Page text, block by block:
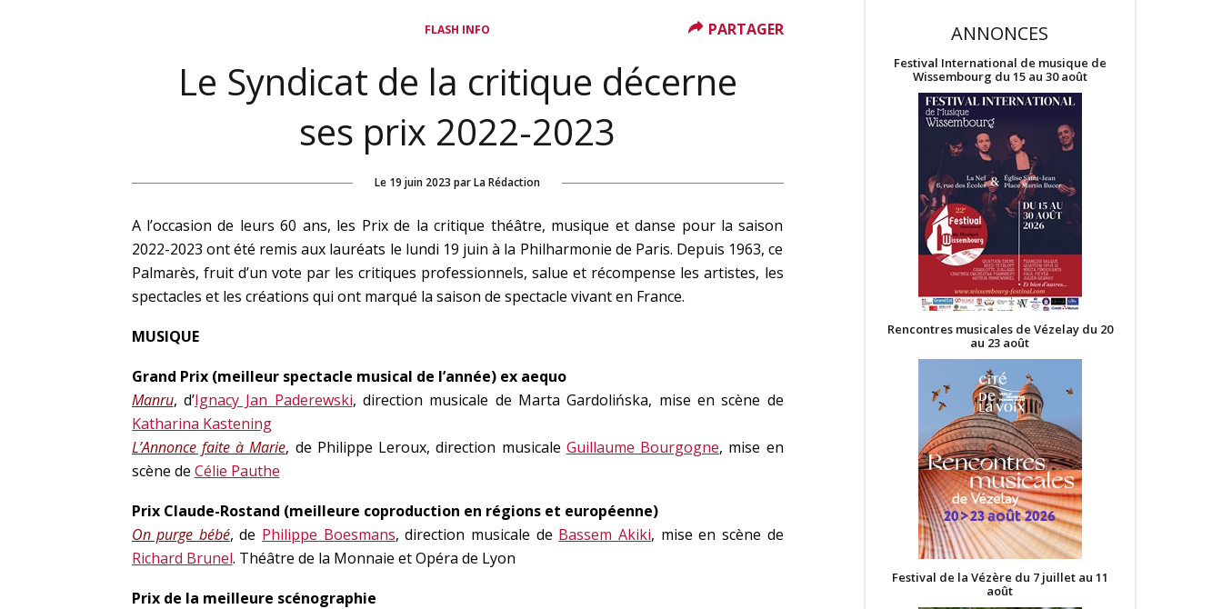
FLASH INFO
Le Syndicat de la critique décerne
ses prix 2022-2023
Le 19 juin 2023 parLa Rédaction
A l’occasion de leurs 60 ans, les Prix de la critique théâtre, musique et danse pour la saison
2022-2023 ont été remis aux lauréats le lundi 19 juin à la Philharmonie de Paris. Depuis 1963, ce
Palmarès, fruit d’un vote par les critiques professionnels, salue et récompense les artistes, les
spectacles et les créations qui ont marqué la saison de spectacle vivant en France.
MUSIQUE
Grand Prix (meilleur spectacle musical de l’année) ex aequo
Manru, d’Ignacy Jan Paderewski, direction musicale de Marta Gardolińska, mise en scène de
Katharina Kastening
L’Annonce faite à Marie, de Philippe Leroux, direction musicale Guillaume Bourgogne, mise en
scène de Célie Pauthe
Prix Claude-Rostand (meilleure coproduction en régions et européenne)
On purge bébé, de Philippe Boesmans, direction musicale de Bassem Akiki, mise en scène de
Richard Brunel. Théâtre de la Monnaie et Opéra de Lyon
Prix de la meilleure scénographie
PARTAGER ANNONCES
Festival International de musique de
Wissembourg du 15 au 30 août
Rencontres musicales de Vézelay du 20
au 23 août
Festival de la Vézère du 7 juillet au 11
août